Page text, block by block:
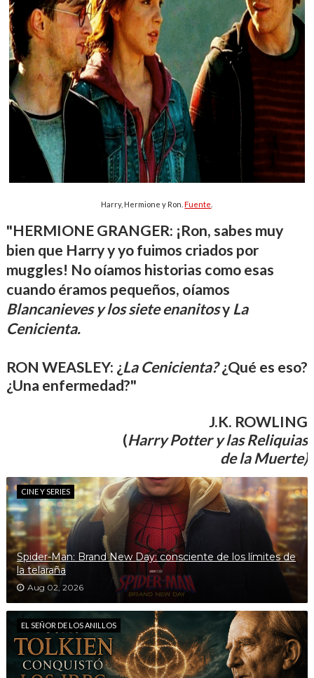
Harry, Hermione y Ron.Fuente
"HERMIONE GRANGER: ¡Ron, sabes muy
bien que Harry y yo fuimos criados por
muggles! No oíamos historias como esas
cuando éramos pequeños, oíamos
Blancanieves y los siete enanitosy La
Cenicienta.
RON WEASLEY: ¿La Cenicienta?¿Qué es eso?
¿Una enfermedad?"
J.K. ROWLING
(Harry Potter y las Reliquias
de la Muerte)
CINE Y SERIES
Spider-Man: Brand New Day: consciente de los límites de
la telaraña
Aug 02, 2026
EL SEÑOR DE LOS ANILLOS